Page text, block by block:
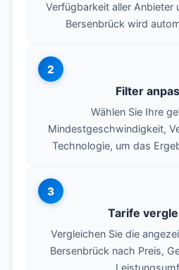
Verfügbarkeit aller Anbieter
Bersenbrück wird
2
Filter
Wählen Sie Ihre
Mindestgeschwindigkeit,
Technologie, um das
3
Tarife
Vergleichen Sie die
Bersenbrück nach Preis,